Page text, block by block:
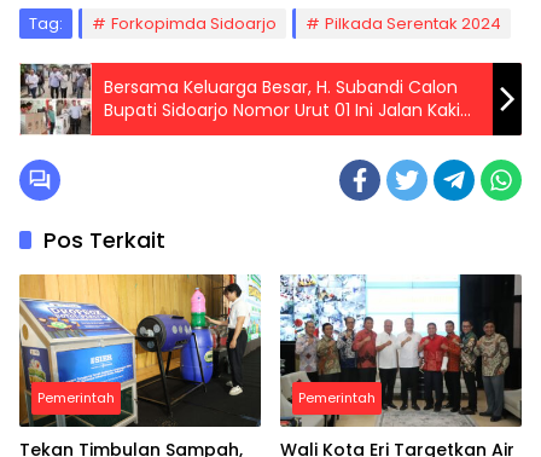
Tag: Forkopimda Sidoarjo Pilkada Serentak 2024
Bersama Keluarga Besar, H. Subandi Calon
Bupati Sidoarjo Nomor Urut 01 Ini Jalan Kaki
Menuju TPS
Pos Terkait
Pemerintah
Tekan Timbulan Sampah,
Pemerintah
Wali Kota Eri Targetkan Air